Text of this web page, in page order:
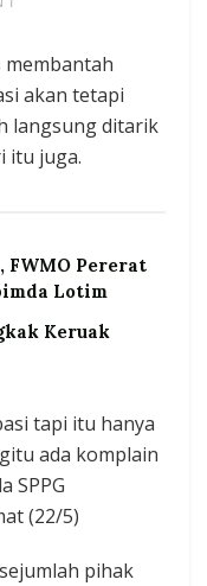
membantah
akan tetapi
langsung ditarik
itu juga.
FWMO Pererat
Lotim
Keruak
tapi itu hanya
ada komplain
SPPG
(22/5)
pihak